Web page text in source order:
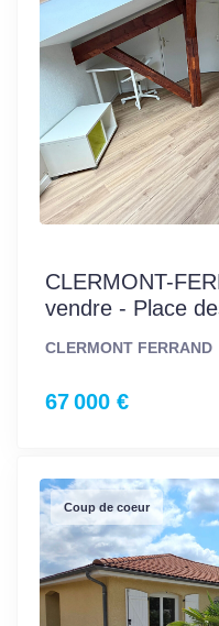
CLERMONT-
vendre - Place
CLERMONT FERRAND
67 000 €
Coup de coeur